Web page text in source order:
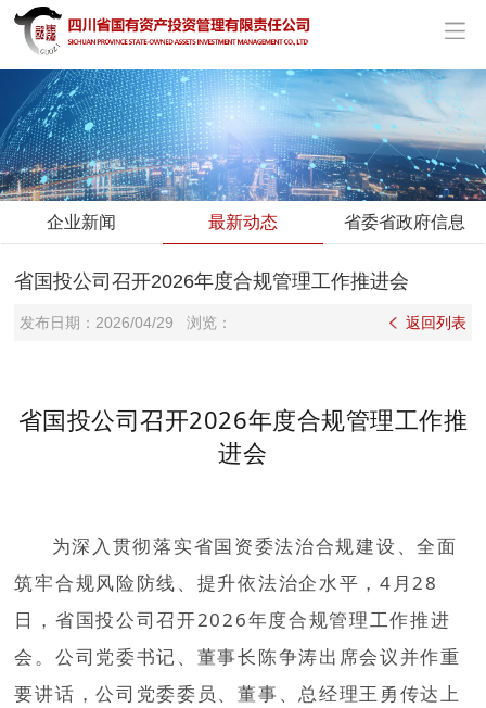
企业新闻 最新动态 省委省政府信息
省国投公司召开2026年度合规管理工作推进会
返回列表
发布日期： 2026/04/29 浏览：
省国投公司召开2026年度合规管理工作推
进会
为深入贯彻落实省国资委法治合规建设、全面
筑牢合规风险防线、提升依法治企水平，4月28
日，省国投公司召开2026年度合规管理工作推进
会。公司党委书记、董事长陈争涛出席会议并作重
要讲话，公司党委委员、董事、总经理王勇传达上